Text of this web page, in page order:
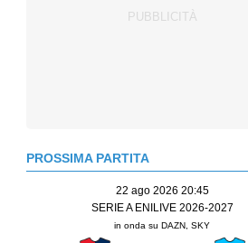
PROSSIMA PARTITA
22 ago 2026 20:45
SERIE A ENILIVE 2026-2027
in onda su DAZN, SKY